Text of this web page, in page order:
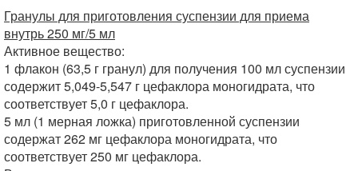
Гранулы для приготовления суспензии для приема
внутрь 250 мг/5 мл
Активное вещество:
1 флакон (63,5 г гранул) для получения 100 мл суспензии
содержит 5,049-5,547 г цефаклора моногидрата, что
соответствует 5,0 г цефаклора.
5 мл (1 мерная ложка) приготовленной суспензии
содержат 262 мг цефаклора моногидрата, что
соответствует 250 мг цефаклора.